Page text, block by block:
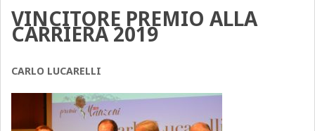
VINCITORE PREMIO ALLA
CARRIERA 2019
CARLO LUCARELLI